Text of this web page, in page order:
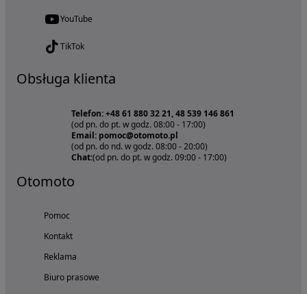
YouTube
TikTok
Obsługa klienta
Telefon: +48 61 880 32 21, 48 539 146 861
(od pn. do pt. w godz. 08:00 - 17:00)
Email: pomoc@otomoto.pl
(od pn. do nd. w godz. 08:00 - 20:00)
Chat:(od pn. do pt. w godz. 09:00 - 17:00)
Otomoto
Pomoc
Kontakt
Reklama
Biuro prasowe